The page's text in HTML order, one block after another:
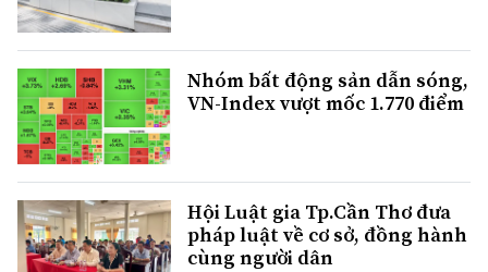
Nhóm bất động sản dẫn sóng,
VN-Index vượt mốc 1.770 điểm
Hội Luật gia Tp.Cần Thơ đưa
pháp luật về cơ sở, đồng hành
cùng người dân